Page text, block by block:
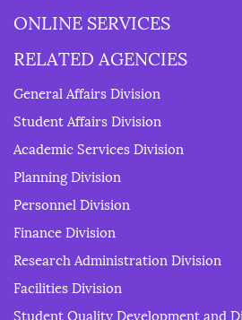
ONLINE SERVICES
RELATED AGENCIES
General Affairs Division
Student Affairs Division
Academic Services Division
Planning Division
Personnel Division
Finance Division
Research Administration Division
Facilities Division
Student Quality Development and